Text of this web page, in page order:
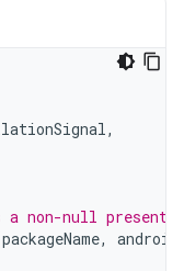
,
non-null
packageName, android